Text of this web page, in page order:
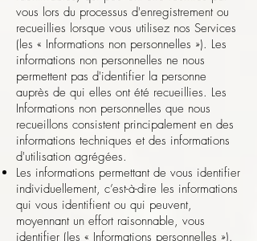
vous lors du processus d'enregistrement ou
recueillies lorsque vous utilisez nos Services
(les « Informations non personnelles »). Les
informations non personnelles ne nous
permettent pas d'identifier la personne
auprès de qui elles ont été recueillies. Les
Informations non personnelles que nous
recueillons consistent principalement en des
informations techniques et des informations
d'utilisation agrégées.
Les informations permettant de vous identifier
individuellement, c’est-à-dire les informations
qui vous identifient ou qui peuvent,
moyennant un effort raisonnable, vous
identifier (les « Informations personnelles »).